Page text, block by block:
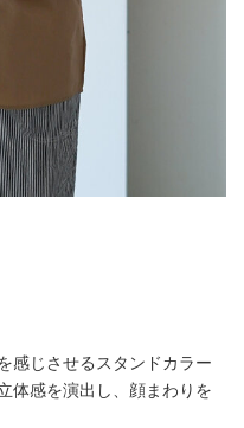
感じさせるスタンドカラー
体感を演出し、顔まわりを